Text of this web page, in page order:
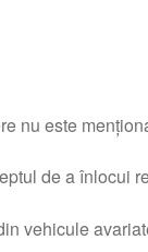
nu este
de a înlocui
vehicule